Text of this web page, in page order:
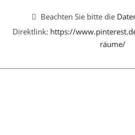
Beachten Sie bitte die
Direktlink: https://
räume/